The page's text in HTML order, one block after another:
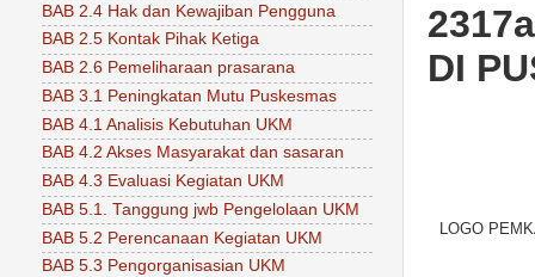
DI
LOGO
BAB 2.4 Hak dan Kewajiban Pengguna
BAB 2.5 Kontak Pihak Ketiga
BAB 2.6 Pemeliharaan prasarana
BAB 3.1 Peningkatan Mutu Puskesmas
BAB 4.1 Analisis Kebutuhan UKM
BAB 4.2 Akses Masyarakat dan sasaran
BAB 4.3 Evaluasi Kegiatan UKM
BAB 5.1. Tanggung jwb Pengelolaan UKM
BAB 5.2 Perencanaan Kegiatan UKM
BAB 5.3 Pengorganisasian UKM